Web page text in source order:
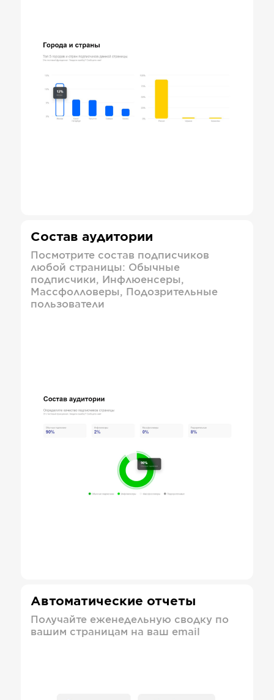
Состав аудитории
Посмотрите состав подписчиков
любой страницы: Обычные
подписчики, Инфлюенсеры,
Массфолловеры, Подозрительные
пользователи
Автоматические отчеты
Получайте еженедельную сводку по
вашим страницам на ваш email